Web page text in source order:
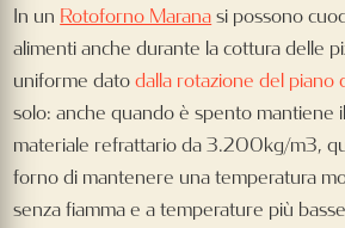
In un Rotoforno Maranasi possono
alimenti anche durante la cottura delle
uniforme datodalla rotazione del piano
solo: anche quando è spento mantiene
materiale refrattario da 3.200kg/m3,
forno di mantenere una temperatura
senza fiamma e a temperature più